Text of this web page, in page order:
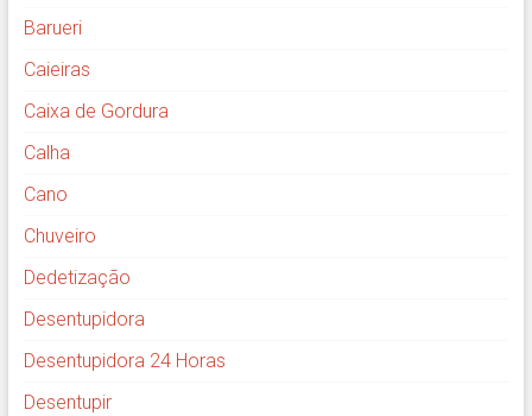
Barueri
Caieiras
Caixa de Gordura
Calha
Cano
Chuveiro
Dedetização
Desentupidora
Desentupidora 24 Horas
Desentupir